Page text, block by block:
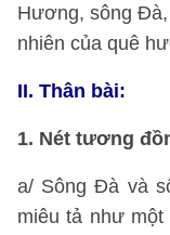
Hương, sông Đà,
nhiên của quê
II. Thân bài:
1. Nét tương
a/ Sông Đà và
miêu tả như